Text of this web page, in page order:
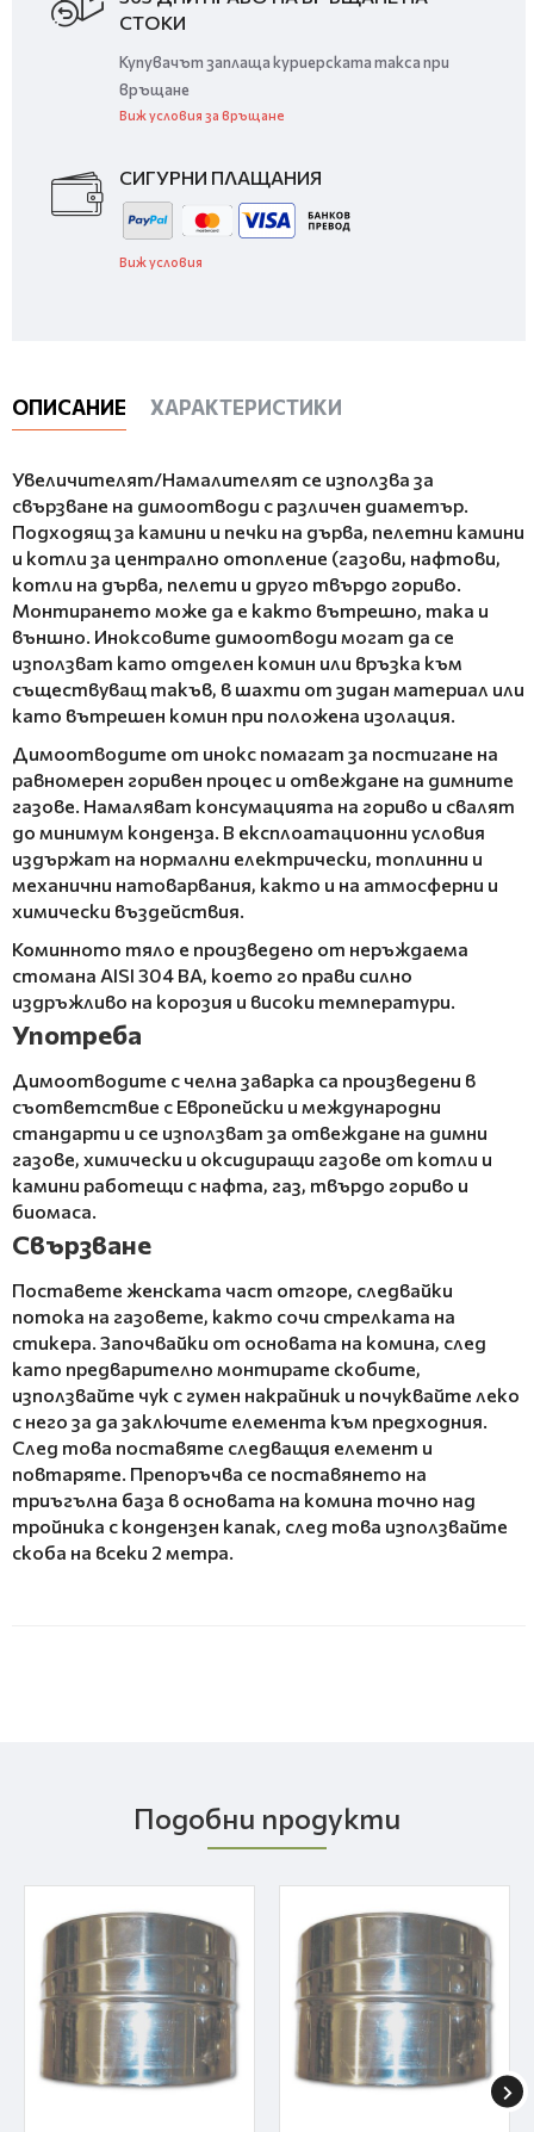
СТОКИ
Купувачът заплаща куриерската такса при
връщане
Виж условия за връщане
СИГУРНИ ПЛАЩАНИЯ
Виж условия
ОПИСАНИЕ ХАРАКТЕРИСТИКИ
Увеличителят/Намалителят се използва за
свързване на димоотводи с различен диаметър.
Подходящ за камини и печки на дърва, пелетни камини
и котли за централно отопление (газови, нафтови,
котли на дърва, пелети и друго твърдо гориво.
Монтирането може да е както вътрешно, така и
външно. Иноксовите димоотводи могат да се
използват като отделен комин или връзка към
съществуващ такъв, в шахти от зидан материал или
като вътрешен комин при положена изолация.
Димоотводите от инокс помагат за постигане на
равномерен горивен процес и отвеждане на димните
газове. Намаляват консумацията на гориво и свалят
до минимум конденза. В експлоатационни условия
издържат на нормални електрически, топлинни и
механични натоварвания, както и на атмосферни и
химически въздействия.
Коминното тяло е произведено от неръждаема
стомана AISI 304 BA, което го прави силно
издръжливо на корозия и високи температури.
Употреба
Димоотводите с челна заварка са произведени в
съответствие с Европейски и международни
стандарти и се използват за отвеждане на димни
газове, химически и оксидиращи газове от котли и
камини работещи с нафта, газ, твърдо гориво и
биомаса.
Свързване
Поставете женската част отгоре, следвайки
потока на газовете, както сочи стрелката на
стикера. Започвайки от основата на комина, след
като предварително монтирате скобите,
използвайте чук с гумен накрайник и почуквайте леко
с него за да заключите елемента към предходния.
След това поставяте следващия елемент и
повтаряте. Препоръчва се поставянето на
триъгълна база в основата на комина точно над
тройника с кондензен капак, след това използвайте
скоба на всеки 2 метра.
Подобни продукти